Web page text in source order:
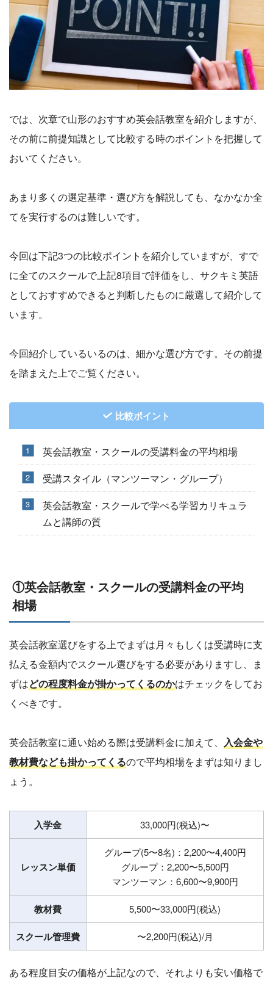
では、次章で山形のおすすめ英会話教室を紹介しますが、
その前に前提知識として比較する時のポイントを把握して
おいてください。
あまり多くの選定基準・選び方を解説しても、なかなか全
てを実行するのは難しいです。
今回は下記3つの比較ポイントを紹介していますが、すで
に全てのスクールで上記8項目で評価をし、サクキミ英語
としておすすめできると判断したものに厳選して紹介して
います。
今回紹介しているいるのは、細かな選び方です。その前提
を踏まえた上でご覧ください。
比較ポイント
英会話教室・スクールの受講料金の平均相場
受講スタイル（マンツーマン・グループ）
英会話教室・スクールで学べる学習カリキュラ
ムと講師の質
①英会話教室・スクールの受講料金の平均
相場
英会話教室選びをする上でまずは月々もしくは受講時に支
払える金額内でスクール選びをする必要がありますし、ま
ずはどの程度料金が掛かってくるのかはチェックをしてお
くべきです。
英会話教室に通い始める際は受講料金に加えて、
入会金や
教材費なども掛かってくるので平均相場をまずは知りまし
ょう。
入学金 33,000円(税込)〜
レッスン単価
グループ(5〜8名)：2,200〜4,400円
グループ：2,200〜5,500円
マンツーマン：6,600〜9,900円
教材費 5,500〜33,000円(税込)
スクール管理費 〜2,200円(税込)/月
ある程度目安の価格が上記なので、それよりも安い価格で